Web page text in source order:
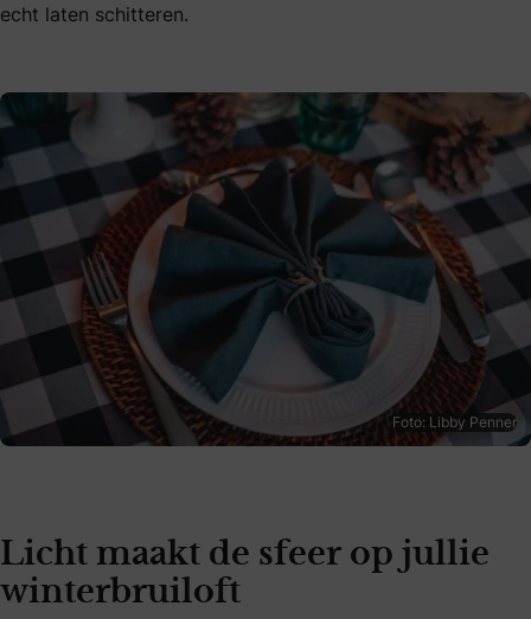
echt laten schitteren.
Foto: Libby Penner
Licht maakt de sfeer op jullie
winterbruiloft